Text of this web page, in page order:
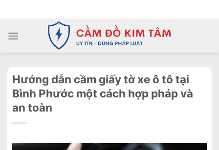
dung
Hướng dẫn cầm giấy tờ xe ô tô tại
Bình Phước một cách hợp pháp và
an toàn